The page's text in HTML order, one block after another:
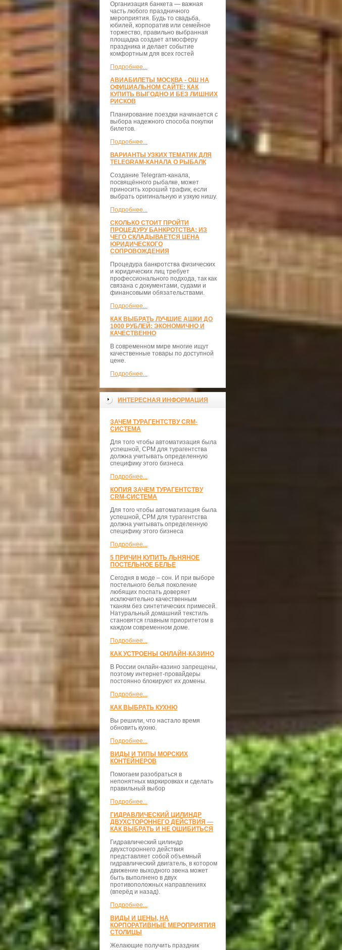
Организация банкета — важная
часть любого праздничного
мероприятия. Будь то свадьба,
юбилей, корпоратив или семейное
торжество, правильно выбранная
площадка создает атмосферу
праздника и делает событие
комфортным для всех гостей
Подробнее...
АВИАБИЛЕТЫ МОСКВА - ОШ НА
ОФИЦИАЛЬНОМ САЙТЕ: КАК
КУПИТЬ ВЫГОДНО И БЕЗ ЛИШНИХ
РИСКОВ
Планирование поездки начинается с
выбора надежного способа покупки
билетов.
Подробнее...
ВАРИАНТЫ УЗКИХ ТЕМАТИК ДЛЯ
TELEGRAM-КАНАЛА О РЫБАЛК
Создание Telegram-канала,
посвящённого рыбалке, может
приносить хороший трафик, если
выбрать оригинальную и узкую нишу.
Подробнее...
СКОЛЬКО СТОИТ ПРОЙТИ
ПРОЦЕДУРУ БАНКРОТСТВА: ИЗ
ЧЕГО СКЛАДЫВАЕТСЯ ЦЕНА
ЮРИДИЧЕСКОГО
СОПРОВОЖДЕНИЯ
Процедура банкротства физических
и юридических лиц требует
профессионального подхода, так как
связана с документами, судами и
финансовыми обязательствами.
Подробнее...
КАК ВЫБРАТЬ ЛУЧШИЕ АШКИ ДО
1000 РУБЛЕЙ: ЭКОНОМИЧНО И
КАЧЕСТВЕННО
В современном мире многие ищут
качественные товары по доступной
цене.
Подробнее...
ИНТЕРЕСНАЯ ИНФОРМАЦИЯ
ЗАЧЕМ ТУРАГЕНТСТВУ CRM-
СИСТЕМА
Для того чтобы автоматизация была
успешной, СРМ для турагентства
должна учитывать определенную
специфику этого бизнеса
Подробнее...
КОПИЯ ЗАЧЕМ ТУРАГЕНТСТВУ
CRM-СИСТЕМА
Для того чтобы автоматизация была
успешной, СРМ для турагентства
должна учитывать определенную
специфику этого бизнеса
Подробнее...
5 ПРИЧИН КУПИТЬ ЛЬНЯНОЕ
ПОСТЕЛЬНОЕ БЕЛЬЕ
Сегодня в моде – сон. И при выборе
постельного белья поколение
любящих поспать доверяет
исключительно качественным
тканям без синтетических примесей.
Натуральный домашний текстиль
становятся главным приоритетом в
каждом современном доме.
Подробнее...
КАК УСТРОЕНЫ ОНЛАЙН-КАЗИНО
В России онлайн-казино запрещены,
поэтому интернет-провайдеры
постоянно блокируют их домены.
Подробнее...
КАК ВЫБРАТЬ КУХНЮ
Вы решили, что настало время
обновить кухню.
Подробнее...
ВИДЫ И ТИПЫ МОРСКИХ
КОНТЕЙНЕРОВ
Помогаем разобраться в
непонятных маркировках и сделать
правильный выбор
Подробнее...
ГИДРАВЛИЧЕСКИЙ ЦИЛИНДР
ДВУХСТОРОННЕГО ДЕЙСТВИЯ —
КАК ВЫБРАТЬ И НЕ ОШИБИТЬСЯ
Гидравлический цилиндр
двухстороннего действия
представляет собой объемный
гидравлический двигатель, в котором
движение выходного звена может
быть выполнено в двух
противоположных направлениях
(вперёд и назад).
Подробнее...
ВИДЫ И ЦЕНЫ, НА
КОРПОРАТИВНЫЕ МЕРОПРИЯТИЯ
СТОЛИЦЫ
Желающие получить праздник